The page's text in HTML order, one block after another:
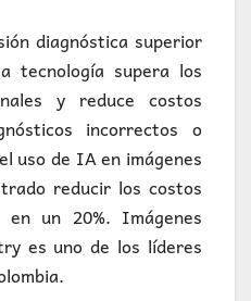
diagnóstica superior
tecnología supera los
y reduce costos
incorrectos o
uso de IA en imágenes
reducir los costos
un 20%. Imágenes
es uno de los líderes